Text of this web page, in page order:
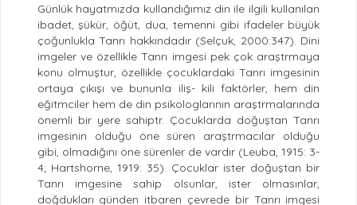
Günlük hayatmızda kullandığımız din ile ilgili kullanılan
ibadet, şükür, öğüt, dua, temenni gibi ifadeler büyük
çoğunlukla Tanrı hakkındadır (Selçuk, 2000:347). Dini
imgeler ve özellikle Tanrı imgesi pek çok araştrmaya
konu olmuştur, özellikle çocuklardaki Tanrı imgesinin
ortaya çıkışı ve bununla iliş- kili faktörler, hem din
eğitmciler hem de din psikologlarının araştrmalarında
önemli bir yere sahiptr. Çocuklarda doğuştan Tanrı
imgesinin olduğu öne süren araştrmacılar olduğu
gibi, olmadığını öne sürenler de vardır (Leuba, 1915: 3-
4; Hartshorne, 1919: 35). Çocuklar ister doğuştan bir
Tanrı imgesine sahip olsunlar, ister olmasınlar,
doğdukları günden itbaren çevrede bir Tanrı imgesi